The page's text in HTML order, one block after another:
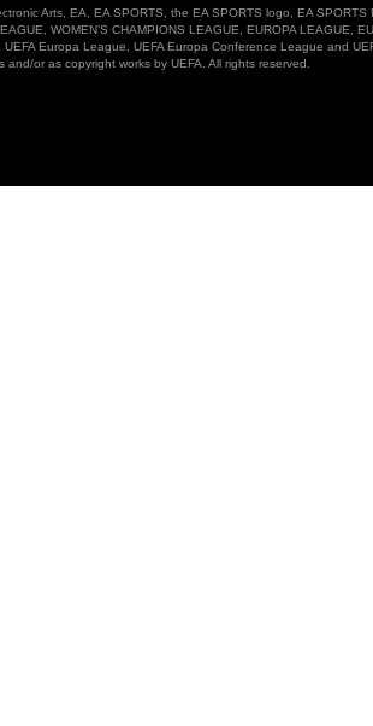
Arts, EA, EA SPORTS, the EA SPORTS logo, EA
WOMEN’S CHAMPIONS LEAGUE, EUROPA LEAGUE,
UEFA Europa League, UEFA Europa Conference League and
or as copyright works by UEFA. All rights reserved.